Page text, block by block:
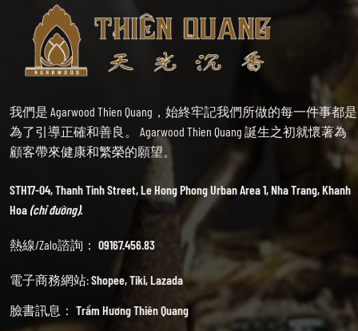
我們是 Agarwood Thien Quang，始終牢記我們所做的每一件事都是
為了引導正確和善良。 Agarwood Thien Quang 誕生之初就懷著為
顧客帶來健康和繁榮的願望。
STH17-04, Thanh Tinh Street, Le Hong Phong Urban Area 1, Nha Trang, Khanh
Hoa(chỉ đường).
熱線/Zalo諮詢： 09167.456.83
電子商務網站:Shopee,Tiki,Lazada
臉書訊息： Trầm Hương Thiên Quang